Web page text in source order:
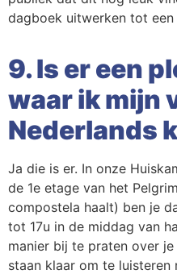
dagboek uitwerken tot een
9. Is er een
waar ik mijn
Nederlands
Ja die is er. In onze
de 1e etage van het
compostela haalt) ben je
tot 17u in de middag van
manier bij te praten over
staan klaar om te